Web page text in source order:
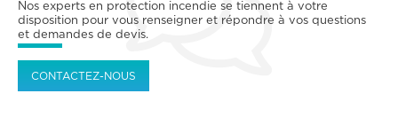
Nos experts en protection incendie se tiennent à votre
disposition pour vous renseigner et répondre à vos questions
et demandes de devis.
CONTACTEZ-NOUS